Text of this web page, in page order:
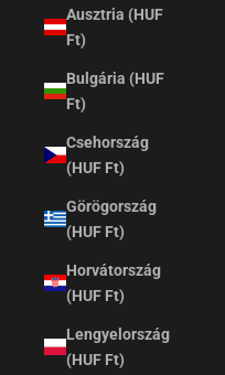
Ausztria (HUF
Ft)
Bulgária (HUF
Ft)
Csehország
(HUF Ft)
Görögország
(HUF Ft)
Horvátország
(HUF Ft)
Lengyelország
(HUF Ft)